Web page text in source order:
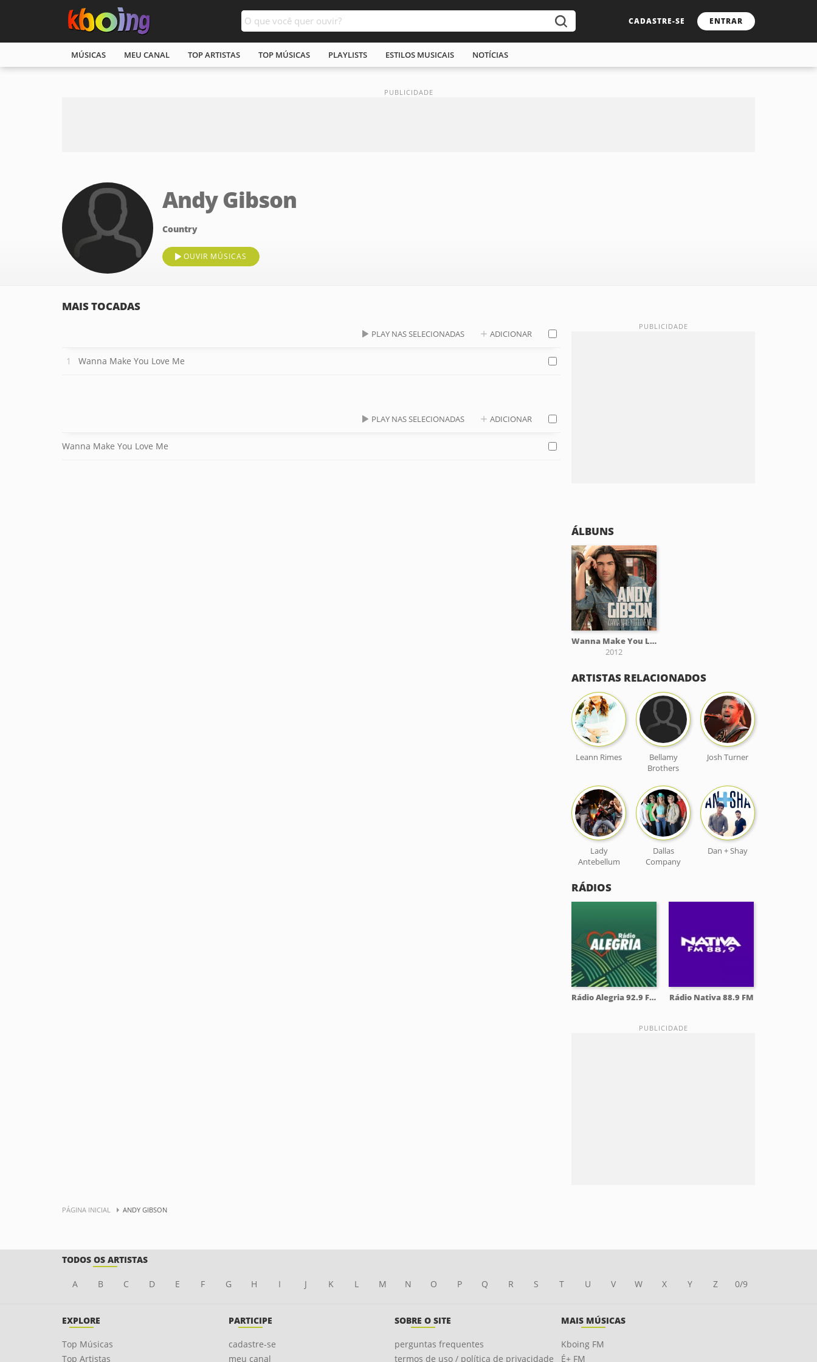
CADASTRE-SE ENTRAR
MÚSICAS MEU CANAL TOP ARTISTAS TOP MÚSICAS PLAYLISTS ESTILOS MUSICAIS NOTÍCIAS
Andy Gibson
Country
OUVIR MÚSICAS
MAIS TOCADAS
PLAY NAS SELECIONADAS ADICIONAR
Wanna Make You Love Me
PLAY NAS SELECIONADAS ADICIONAR
Wanna Make You Love Me
ÁLBUNS
Wanna Make You Love Me
2012
ARTISTAS RELACIONADOS
Leann Rimes
Bellamy
Brothers
Josh Turner
Lady
Antebellum
Dallas
Company
Dan + Shay
RÁDIOS
Rádio Alegria 92.9 FM Rádio Nativa 88.9 FM
PÁGINA INICIAL ANDY GIBSON
TODOS OS ARTISTAS
A B C D E F G H I J K L M N O P Q R S T U V W X Y Z 0/9
EXPLORE
Top Músicas
Top Artistas
PARTICIPE
cadastre-se
meu canal
SOBRE O SITE
perguntas frequentes
termos de uso / política de privacidade
MAIS MÚSICAS
Kboing FM
É+ FM